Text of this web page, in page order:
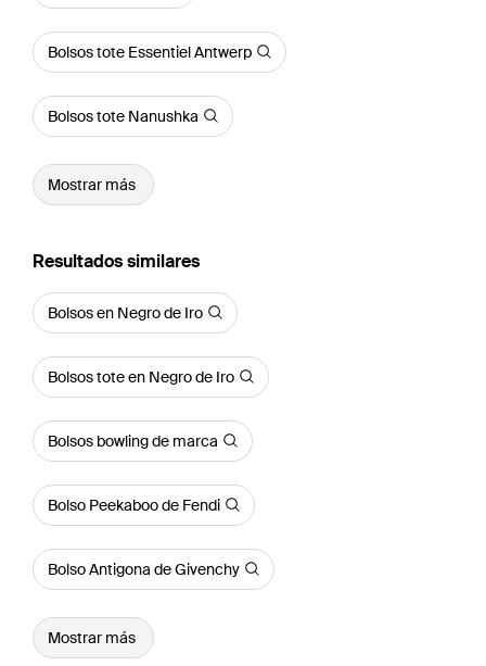
Bolsos tote Essentiel Antwerp
Bolsos tote Nanushka
Mostrar más
Resultados similares
Bolsos en Negro de Iro
Bolsos tote en Negro de Iro
Bolsos bowling de marca
Bolso Peekaboo de Fendi
Bolso Antigona de Givenchy
Mostrar más